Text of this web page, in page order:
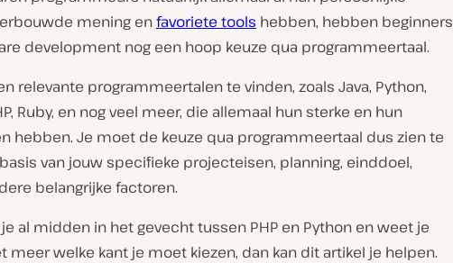
mening enfavoriete tools hebben, hebben beginners
development nog een hoop keuze qua programmeertaal.
relevante programmeertalen te vinden, zoals Java, Python,
Ruby, en nog veel meer, die allemaal hun sterke en hun
hebben. Je moet de keuze qua programmeertaal dus zien te
van jouw specifieke projecteisen, planning, einddoel,
belangrijke factoren.
al midden in het gevecht tussen PHP en Python en weet je
meer welke kant je moet kiezen, dan kan dit artikel je helpen.